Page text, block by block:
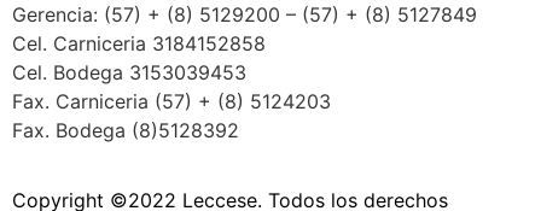
Gerencia: (57) + (8) 5129200 – (57) + (8) 5127849
Cel. Carniceria 3184152858
Cel. Bodega 3153039453
Fax. Carniceria (57) + (8) 5124203
Fax. Bodega (8)5128392
Copyright ©2022 Leccese. Todos los derechos